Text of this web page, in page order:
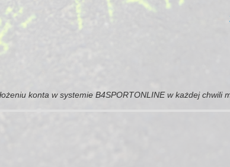
konta w systemie B4SPORTONLINE w każdej chwili